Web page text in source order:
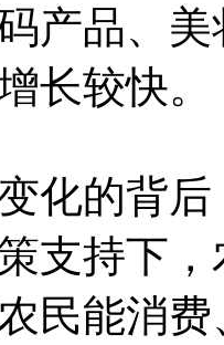
产品、
长较快。
的背后
支持下
民能消